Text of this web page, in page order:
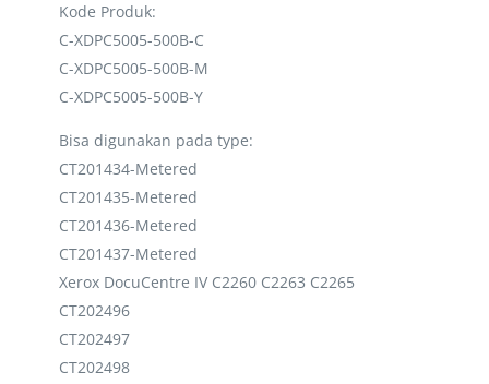
Kode Produk:
C-XDPC5005-500B-C
C-XDPC5005-500B-M
C-XDPC5005-500B-Y
Bisa digunakan pada type:
CT201434-Metered
CT201435-Metered
CT201436-Metered
CT201437-Metered
Xerox DocuCentre IV C2260 C2263 C2265
CT202496
CT202497
CT202498